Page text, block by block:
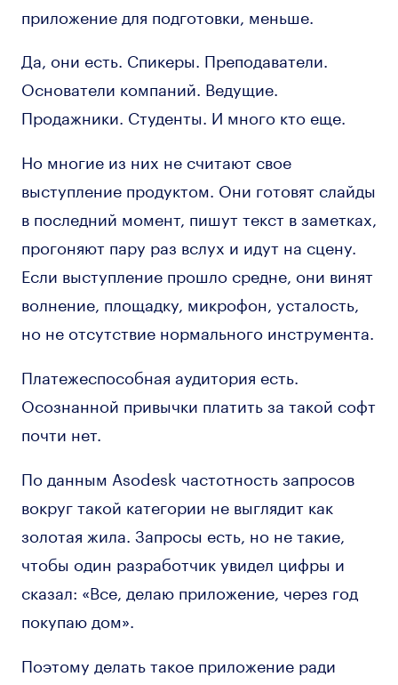
приложение для подготовки, меньше.
Да, они есть. Спикеры. Преподаватели.
Основатели компаний. Ведущие.
Продажники. Студенты. И много кто еще.
Но многие из них не считают свое
выступление продуктом. Они готовят слайды
в последний момент, пишут текст в заметках,
прогоняют пару раз вслух и идут на сцену.
Если выступление прошло средне, они винят
волнение, площадку, микрофон, усталость,
но не отсутствие нормального инструмента.
Платежеспособная аудитория есть.
Осознанной привычки платить за такой софт
почти нет.
По данным Asodesk частотность запросов
вокруг такой категории не выглядит как
золотая жила. Запросы есть, но не такие,
чтобы один разработчик увидел цифры и
сказал: «Все, делаю приложение, через год
покупаю дом».
Поэтому делать такое приложение ради